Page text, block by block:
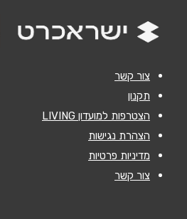
שליחה
צור קשר
תקנון
הצטרפות למועדון LIVING
הצהרת נגישות
מדיניות פרטיות
צור קשר